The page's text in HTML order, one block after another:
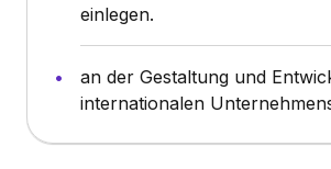
einlegen.
an der Gestaltung und
internationalen